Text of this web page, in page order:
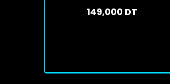
149,000 DT